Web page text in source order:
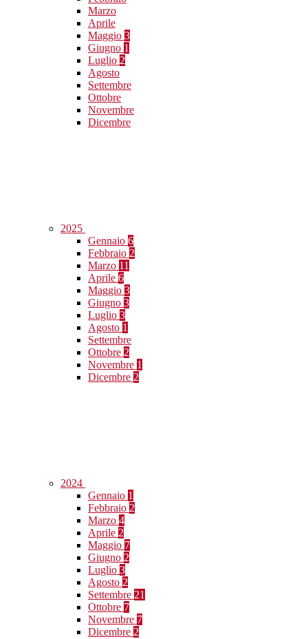
Marzo
Aprile
Maggio 3
Giugno 1
Luglio 2
Agosto
Settembre
Ottobre
Novembre
Dicembre
2025
Gennaio 6
Febbraio 2
Marzo 11
Aprile 6
Maggio 3
Giugno 3
Luglio 3
Agosto 1
Settembre
Ottobre 2
Novembre 1
Dicembre 2
2024
Gennaio 1
Febbraio 2
Marzo 4
Aprile 2
Maggio 7
Giugno 2
Luglio 3
Agosto 2
Settembre 21
Ottobre 7
Novembre 7
Dicembre 2